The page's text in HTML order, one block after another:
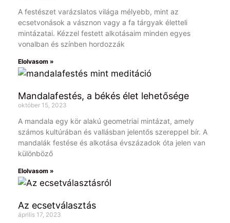
A festészet varázslatos világa mélyebb, mint az
ecsetvonások a vásznon vagy a fa tárgyak életteli
mintázatai. Kézzel festett alkotásaim minden egyes
vonalban és színben hordozzák
Elolvasom »
Mandalafestés, a békés élet lehetősége
október 15, 2023
A mandala egy kör alakú geometriai mintázat, amely
számos kultúrában és vallásban jelentős szereppel bír. A
mandalák festése és alkotása évszázadok óta jelen van
különböző
Elolvasom »
Az ecsetválasztás
április 17, 2023